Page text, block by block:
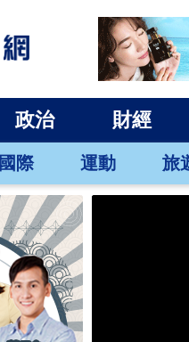
政治 財經
國際 運動 旅